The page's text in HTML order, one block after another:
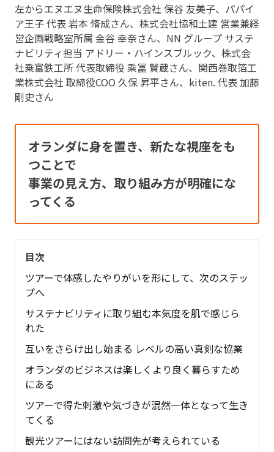
左からエヌエヌ生命保険株式会社 保谷 友美子、パパイ
ア王子 代表 岩本 脩成さん、株式会社協和土建 営業兼経
営企画戦略室所属 金谷 幸奈さん、NN グループ サステ
ナビリティ担当 アドリー・ハインスブルック、株式会
社乗富鉄工所 代表取締役 乘冨 賢蔵さん、関西巻取箔工
業株式会社 取締役COO 久保 昇平さん、kiten. 代表 加藤
剛史さん
オランダに身を置き、新たな視座をも
つことで
事業の見え方、取り組み方が明確にな
ってくる
目次
ツアーで体感したやりがいを形にして、次のステッ
プへ
サステナビリティに取り組む本気度を肌で感じら
れた
互いをさらけ出し始まる レベルの高い真剣な協業
オランダのビジネスは楽しくより良く暮らすため
にある
ツアーで得た刺激や気づきが混然一体となって生き
てくる
観光ツアーにはない訪問先が考えられている